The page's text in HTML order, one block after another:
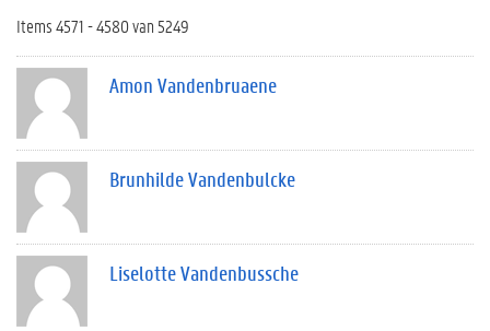
Items 4571 - 4580 van 5249
Amon Vandenbruaene
Brunhilde Vandenbulcke
Liselotte Vandenbussche